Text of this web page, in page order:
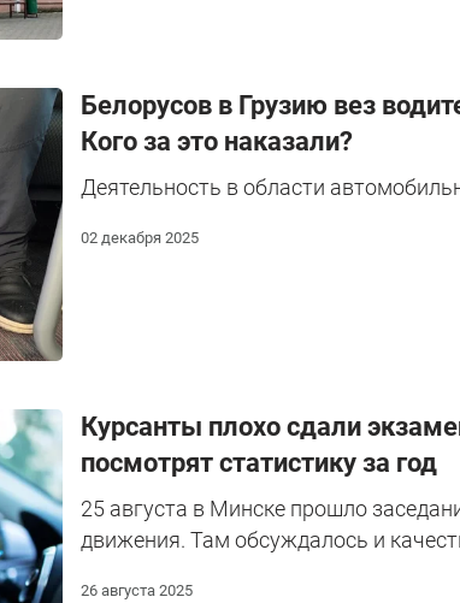
Белорусов в Грузию вез
Кого за это наказали?
Деятельность в области
02 декабря 2025
Курсанты плохо сдали
посмотрят статистику за год
25 августа в Минске прошло
движения. Там обсуждалось и
26 августа 2025